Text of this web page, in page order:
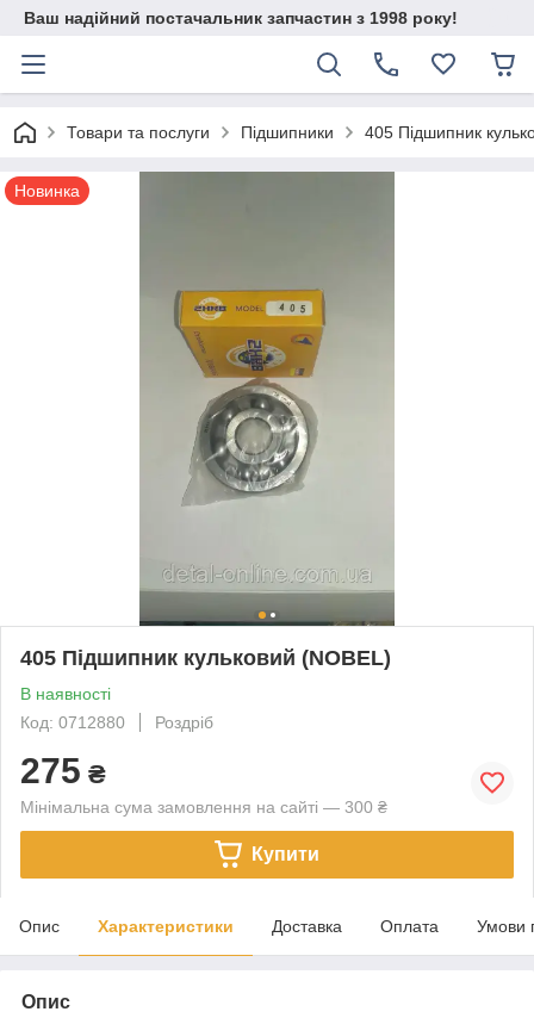
Ваш надійний постачальник запчастин з 1998 року!
Товари та послуги Підшипники 405 Підшипник
Новинка
405 Підшипник кульковий (NOBEL)
В наявності
Код: 0712880
Роздріб
275 ₴
Мінімальна сума замовлення на сайті — 300 ₴
Купити
Опис Характеристики Доставка Оплата Умови
Опис